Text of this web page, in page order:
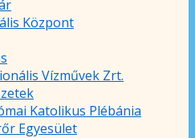
Központ
Vízművek Zrt.
Katolikus Plébánia
Egyesület